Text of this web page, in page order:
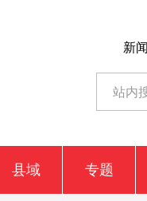
新
县域 专题